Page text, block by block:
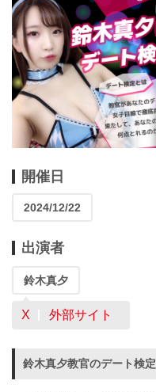
開催日
2024/12/22
出演者
鈴木真夕
X 外部サイト
鈴木真夕教官のデート検定